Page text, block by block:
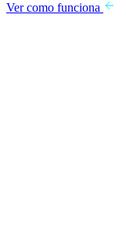
Ver como funciona